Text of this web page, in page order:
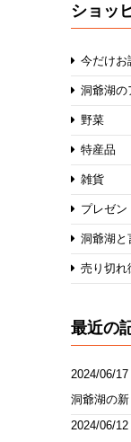
ショッ
今だけお
洞爺湖の
野菜
特産品
雑貨
プレゼン
洞爺湖と
売り切れ
最近の
2024/06/17
洞爺湖の
2024/06/12